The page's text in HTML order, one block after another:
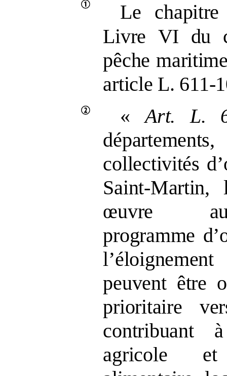
Le chapitre
Livre VI du
pêche
article L. 611‑
«
Art. L.
collectivités
Saint‑Martin,
œuvre
programme
peuvent être
prioritaire
contribuant
agricole